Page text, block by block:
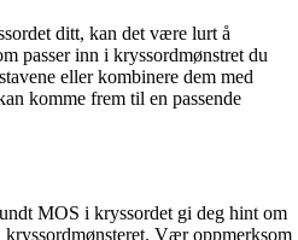
ditt, kan det være lurt å
passer inn i kryssordmønstret du
eller kombinere dem med
komme frem til en passende
MOS i kryssordet gi deg hint om
Vær oppmerksom